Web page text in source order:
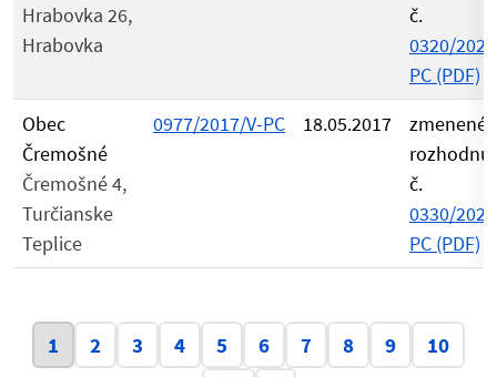
Hrabovka 26,
Hrabovka
č.
0320/
PC (PDF)
Obec
Čremošné
Čremošné 4,
Turčianske
Teplice
0977/2017/V-PC 18.05.2017
zmenené
č.
0330/
PC (PDF)
1 Aktuálna stránka 1
2 3 4 5 6 7 8 9
10